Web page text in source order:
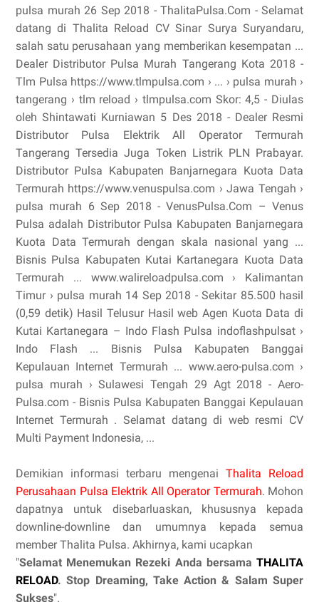
pulsa murah 26 Sep 2018 - ThalitaPulsa.Com - Selamat
datang di Thalita Reload CV Sinar Surya Suryandaru,
salah satu perusahaan yang memberikan kesempatan ...
Dealer Distributor Pulsa Murah Tangerang Kota 2018 -
Tlm Pulsa https://www.tlmpulsa.com › ... › pulsa murah ›
tangerang › tlm reload › tlmpulsa.com Skor: 4,5 - ‎Diulas
oleh Shintawati Kurniawan 5 Des 2018 - Dealer Resmi
Distributor Pulsa Elektrik All Operator Termurah
Tangerang Tersedia Juga Token Listrik PLN Prabayar.
Distributor Pulsa Kabupaten Banjarnegara Kuota Data
Termurah https://www.venuspulsa.com › Jawa Tengah ›
pulsa murah 6 Sep 2018 - VenusPulsa.Com – Venus
Pulsa adalah Distributor Pulsa Kabupaten Banjarnegara
Kuota Data Termurah dengan skala nasional yang ...
Bisnis Pulsa Kabupaten Kutai Kartanegara Kuota Data
Termurah ... www.walireloadpulsa.com › Kalimantan
Timur › pulsa murah 14 Sep 2018 - Sekitar 85.500 hasil
(0,59 detik) Hasil Telusur Hasil web Agen Kuota Data di
Kutai Kartanegara – Indo Flash Pulsa indoflashpulsat ›
Indo Flash ... Bisnis Pulsa Kabupaten Banggai
Kepulauan Internet Termurah ... www.aero-pulsa.com ›
pulsa murah › Sulawesi Tengah 29 Agt 2018 - Aero-
Pulsa.com - Bisnis Pulsa Kabupaten Banggai Kepulauan
Internet Termurah . Selamat datang di web resmi CV
Multi Payment Indonesia, ...
Demikian informasi terbaru mengenai Thalita Reload
Perusahaan Pulsa Elektrik All Operator Termurah. Mohon
dapatnya untuk disebarluaskan, khususnya kepada
downline-downline dan umumnya kepada semua
member Thalita Pulsa. Akhirnya, kami ucapkan
"Selamat Menemukan Rezeki Anda bersama THALITA
RELOAD. Stop Dreaming, Take Action & Salam Super
Sukses".